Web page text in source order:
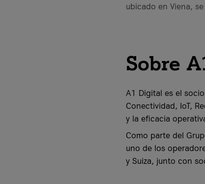
ubicado en Viena,
Sobre
A1 Digital es el
Conectividad, IoT,
y la eficacia
Como parte del
uno de los
y Suiza, junto con